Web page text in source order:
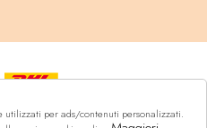
utilizzati per ads/contenuti personalizzati.